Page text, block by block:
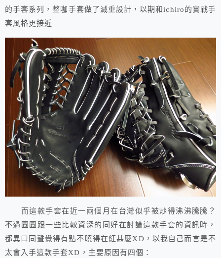
的手套系列，整咖手套做了減重設計，以期和ichiro的實戰手
套風格更接近
而這款手套在近一兩個月在台灣似乎被炒得沸沸騰騰？
不過圓圓跟一些比較資深的同好在討論這款手套的資訊時，
都異口同聲覺得有點不曉得在紅甚麼XD，以我自己而言是不
太會入手這款手套XD，主要原因有四個：